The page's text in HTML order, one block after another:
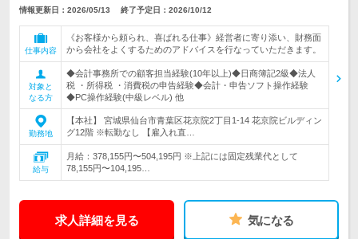
情報更新日：2026/05/13 終了予定日：2026/10/12
仕事内容
《お客様から頼られ、喜ばれる仕事》経営者に寄り添い、財務面
から会社をよくするためのアドバイスを行なっていただきます。
対象と
なる方
◆会計事務所での顧客担当経験(10年以上)◆日商簿記2級◆法人
税 ・所得税 ・消費税の申告経験◆会計・申告ソフト操作経験
◆PC操作経験(中級レベル) 他
勤務地
【本社】 宮城県仙台市青葉区花京院2丁目1-14 花京院ビルディン
グ12階 ※転勤なし 【雇入れ直…
給与
月給：378,155円〜504,195円 ※上記には固定残業代として
78,155円〜104,195…
求人詳細を見る 気になる